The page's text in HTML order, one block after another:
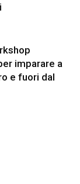
imparare a
e fuori dal